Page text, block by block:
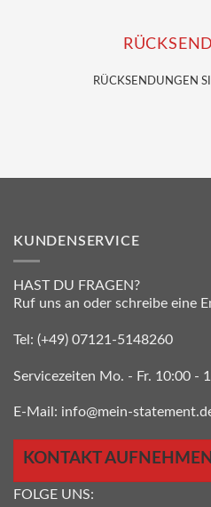
RÜCKSENDUNGEN
KUNDENSERVICE
HAST DU FRAGEN?
Ruf uns an oder schreibe eine
Tel: (+49) 07121-5148260
Servicezeiten Mo. - Fr. 10:00 -
E-Mail: info@mein-
KONTAKT AUFNEHMEN
FOLGE UNS: